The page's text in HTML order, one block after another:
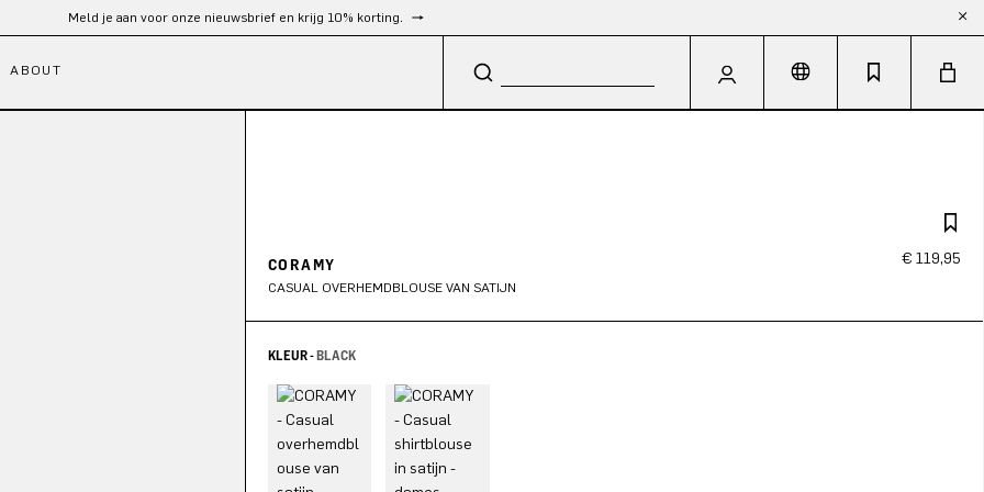
Gratis verzending vanaf €300
ABOUT
CORAMY
CASUAL OVERHEMDBLOUSE VAN SATIJN
€ 119,95
KLEUR -BLACK